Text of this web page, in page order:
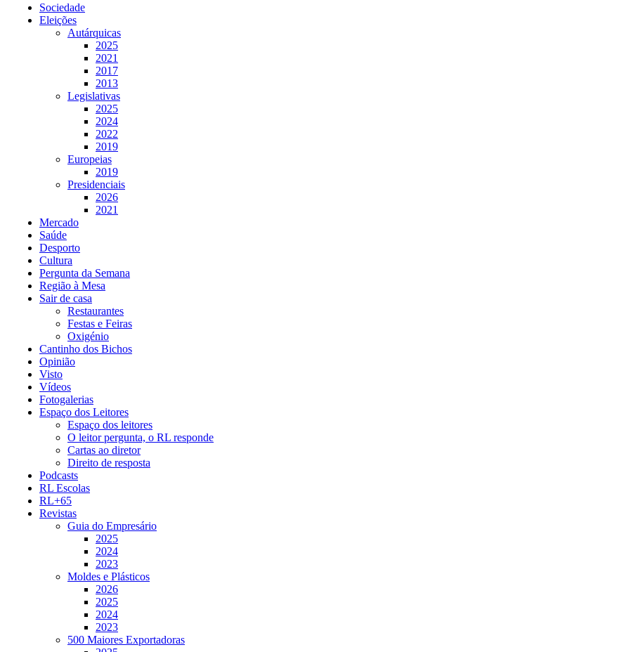
Sociedade
Eleições
Autárquicas
2025
2021
2017
2013
Legislativas
2025
2024
2022
2019
Europeias
2019
Presidenciais
2026
2021
Mercado
Saúde
Desporto
Cultura
Pergunta da Semana
Região à Mesa
Sair de casa
Restaurantes
Festas e Feiras
Oxigénio
Cantinho dos Bichos
Opinião
Visto
Vídeos
Fotogalerias
Espaço dos Leitores
Espaço dos leitores
O leitor pergunta, o RL responde
Cartas ao diretor
Direito de resposta
Podcasts
RL Escolas
RL+65
Revistas
Guia do Empresário
2025
2024
2023
Moldes e Plásticos
2026
2025
2024
2023
500 Maiores Exportadoras